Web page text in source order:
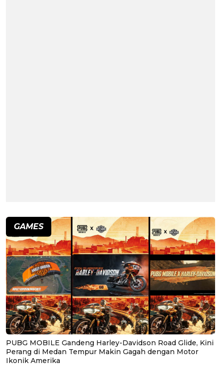
GAMES
PUBG MOBILE Gandeng Harley-Davidson Road Glide, Kini
Perang di Medan Tempur Makin Gagah dengan Motor
Ikonik Amerika